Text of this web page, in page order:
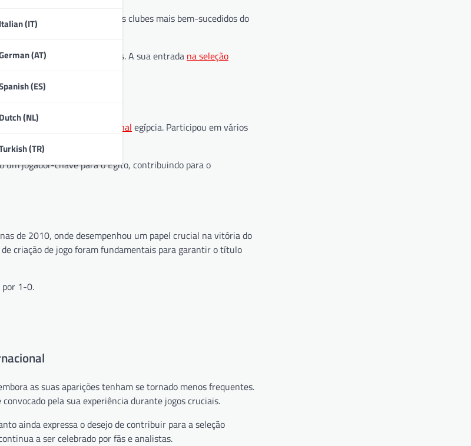
Italian (IT)
(AT)
(ES)
Dutch (NL)
(TR)
pelo Al Ahly SC, um dos clubes mais bem-sucedidos do
para a equipa nacional.
contra os Estados Unidos. A sua entrada na seleção
pela seleção nacional egípcia. Participou em vários
Copa do Mundo da FIFA.
um jogador-chave para o Egito, contribuindo para o
de 2010, onde desempenhou um papel crucial na vitória do
criação de jogo foram fundamentais para garantir o título
por 1-0.
as suas aparições tenham se tornado menos frequentes.
pela sua experiência durante jogos cruciais.
ainda expressa o desejo de contribuir para a seleção
a ser celebrado por fãs e analistas.